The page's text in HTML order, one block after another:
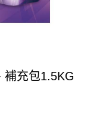
補充包1.5KG